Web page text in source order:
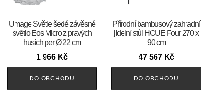
Umage Světle šedé závěsné
světlo Eos Micro z pravých
husích per Ø 22 cm
1 966 Kč
DO OBCHODU
Přírodní bambusový zahradní
jídelní stůl HOUE Four 270 x
90 cm
47 567 Kč
DO OBCHODU